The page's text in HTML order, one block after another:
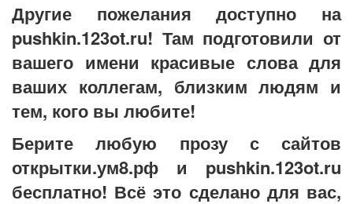
Другие пожелания доступно на
pushkin.123ot.ru! Там подготовили от
вашего имени красивые слова для
ваших коллегам, близким людям и
тем, кого вы любите!
Берите любую прозу с сайтов
открытки.ум8.рф и pushkin.123ot.ru
бесплатно! Всё это сделано для вас,